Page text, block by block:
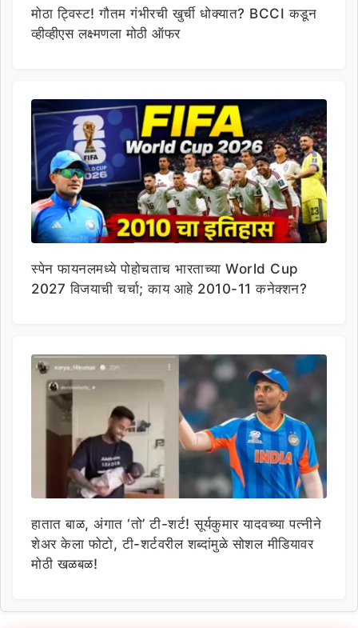
मोठा ट्विस्ट! गौतम गंभीरची खुर्ची धोक्यात? BCCI कडून
व्हीव्हीएस लक्ष्मणला मोठी ऑफर
स्पेन फायनलमध्ये पोहोचताच भारताच्या World Cup
2027 विजयाची चर्चा; काय आहे 2010-11 कनेक्शन?
हातात बाळ, अंगात ‘तो’ टी-शर्ट! सूर्यकुमार यादवच्या पत्नीने
शेअर केला फोटो, टी-शर्टवरील शब्दांमुळे सोशल मीडियावर
मोठी खळबळ!